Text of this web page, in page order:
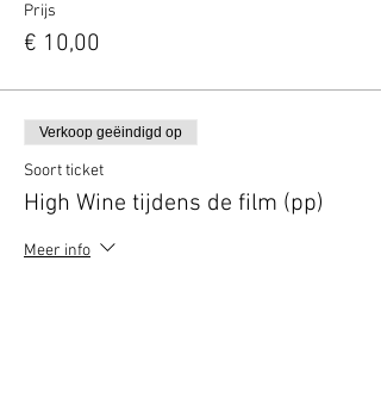
Prijs
€ 10,00
Verkoop geëindigd op
Soort ticket
High Wine tijdens de film (pp)
Meer info